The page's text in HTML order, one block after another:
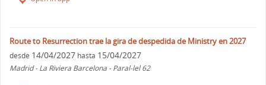
Route to Resurrection trae la gira de despedida de Ministry en 2027
desde 14/04/2027 hasta 15/04/2027
Madrid - La Riviera Barcelona - Paral-lel 62